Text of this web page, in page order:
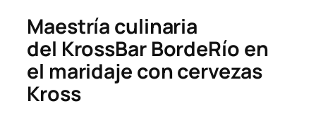
Maestría culinaria
del KrossBar BordeRío en
el maridaje con cervezas
Kross